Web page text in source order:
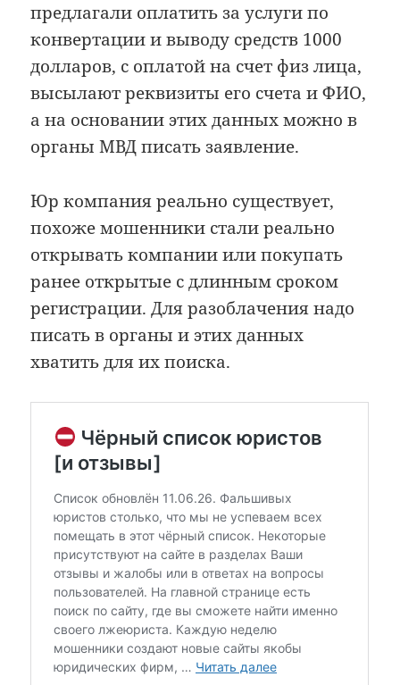
предлагали оплатить за услуги по
конвертации и выводу средств 1000
долларов, с оплатой на счет физ лица,
высылают реквизиты его счета и ФИО,
а на основании этих данных можно в
органы МВД писать заявление.
Юр компания реально существует,
похоже мошенники стали реально
открывать компании или покупать
ранее открытые с длинным сроком
регистрации. Для разоблачения надо
писать в органы и этих данных
хватить для их поиска.